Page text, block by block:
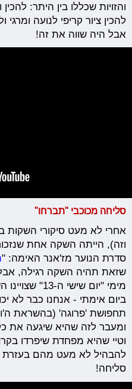
והזויות שכללו בין היתר:
להכין ציור קריפי לנועה
אבל היה שווה את זה!
סליחה מכוכבי "תברחו"
אחרי לא מעט סיקורי השקות
וזה), הייתה השקה אחת
סדרת הנוער מז'אנר האימה: "
שזאת תהיה השקה רגילה,
מימי "יום
ביום אימתי - אנחנו כבר לא
תחפושת 'פרוגה' (בהשראת
ומעבר לזה שהיא שיגעה את
וטיי שהיא מפחדת שיפרדו
להבהיל לא מעט מהם בעזרת
סליחה!